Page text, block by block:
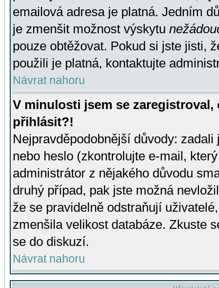
emailová adresa je platná. Jedním
je zmenšit možnost výskytu
pouze obtěžovat. Pokud si jste jisti,
použili je platná, kontaktujte
Návrat nahoru
V minulosti jsem se
přihlásit?!
Nejpravděpodobnější důvody:
nebo heslo (zkontrolujte e-mail,
administrátor z nějakého důvodu
druhý případ, pak jste možná
že se pravidelně odstraňují
zmenšila velikost databáze. Zkuste
se do diskuzí.
Návrat nahoru